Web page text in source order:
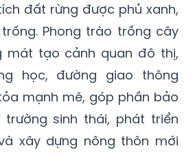
đất rừng được phủ xanh,
Phong trào trồng cây
mát tạo cảnh quan đô thị,
học, đường giao thông
mạnh mẽ, góp phần bảo
sinh thái, phát triển
xây dựng nông thôn mới